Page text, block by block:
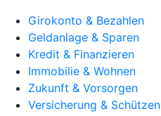
Girokonto & Bezahlen
Geldanlage & Sparen
Kredit & Finanzieren
Immobilie & Wohnen
Zukunft & Vorsorgen
Versicherung & Schützen